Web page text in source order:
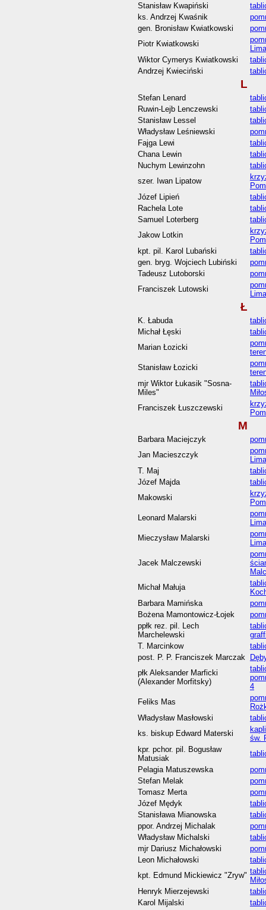
Stanisław Kwapiński
ks. Andrzej Kwaśnik
gen. Bronisław Kwiatkowski
Piotr Kwiatkowski
Wiktor Cymerys Kwiatkowski
Andrzej Kwieciński
L
Stefan Lenard
Ruwin-Lejb Lenczewski
Stanisław Lessel
Władysław Leśniewski
Fajga Lewi
Chana Lewin
Nuchym Lewinzohn
szer. Iwan Lipatow
Józef Lipień
Rachela Lote
Samuel Loterberg
Jakow Lotkin
kpt. pil. Karol Lubański
gen. bryg. Wojciech Lubiński
Tadeusz Lutoborski
Franciszek Lutowski
Ł
K. Łabuda
Michał Łęski
Marian Łozicki
Stanisław Łozicki
mjr Wiktor Łukasik "Sosna-
Miles"
Franciszek Łuszczewski
M
Barbara Maciejczyk
Jan Macieszczyk
T. Maj
Józef Majda
Makowski
Leonard Malarski
Mieczysław Malarski
Jacek Malczewski
Michał Małuja
Barbara Mamińska
Bożena Mamontowicz-Łojek
ppłk rez. pil. Lech
Marchelewski
T. Marcinkow
post. P. P. Franciszek Marczak
płk Aleksander Marficki
(Alexander Morfitsky)
4
Feliks Mas
Władysław Masłowski
ks. biskup Edward Materski
św.
kpr. pchor. pil. Bogusław
Matusiak
Pelagia Matuszewska
Stefan Melak
Tomasz Merta
Józef Mędyk
Stanisława Mianowska
ppor. Andrzej Michalak
Władysław Michalski
mjr Dariusz Michałowski
Leon Michałowski
kpt. Edmund Mickiewicz "Zryw"
Henryk Mierzejewski
Karol Mijalski